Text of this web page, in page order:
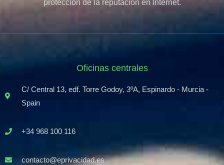
protección de la reputación en Internet.
Oficinas centrales
C/ Central 13, edf. Torre Godoy, 3ºA, Espinardo - Murcia -
Spain
+34 968 100 116
contacto@eprivacidad.es